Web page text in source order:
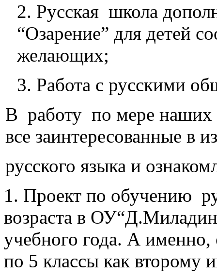
2. Русская школа
“Озарение” для детей
желающих;
3. Работа с русскими
В работу по мере наших
все заинтересованные в
русского языка и
1. Проект по обучению
возраста в
учебного года. А
по 5 классы как второму